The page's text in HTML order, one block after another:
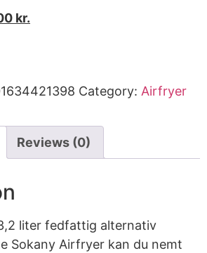
kr.
Category: Airfryer
Reviews (0)
liter fedfattig alternativ
Sokany Airfryer kan du nemt